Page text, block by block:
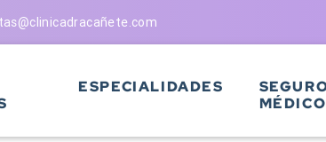
ESPECIALIDADES